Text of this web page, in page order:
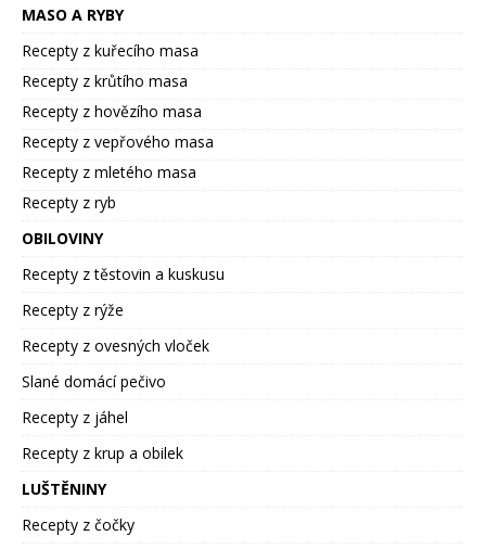
MASO A RYBY
Recepty z kuřecího masa
Recepty z krůtího masa
Recepty z hovězího masa
Recepty z vepřového masa
Recepty z mletého masa
Recepty z ryb
OBILOVINY
Recepty z těstovin a kuskusu
Recepty z rýže
Recepty z ovesných vloček
Slané domácí pečivo
Recepty z jáhel
Recepty z krup a obilek
LUŠTĚNINY
Recepty z čočky